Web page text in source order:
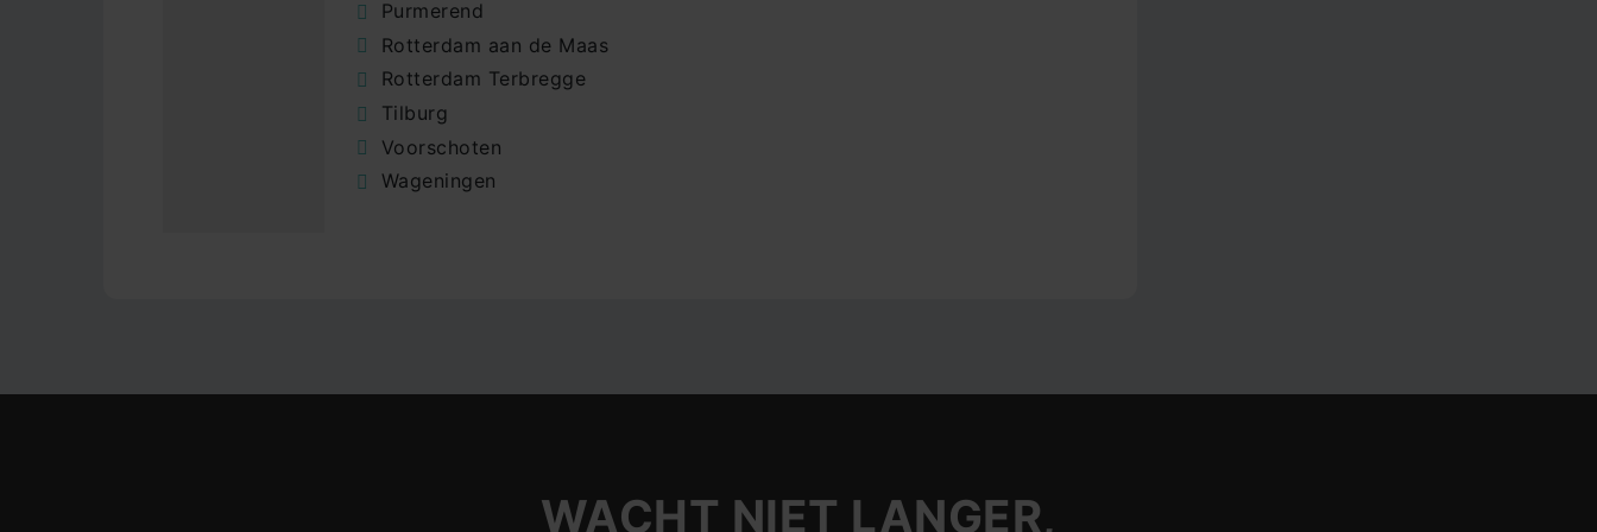
Purmerend
Rotterdam aan de Maas
Rotterdam Terbregge
Tilburg
Voorschoten
Wageningen
WACHT NIET LANGER,